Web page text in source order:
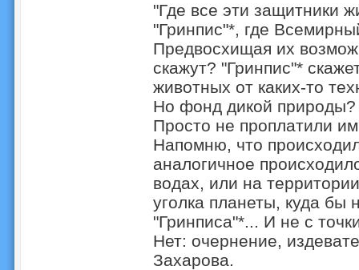
"Где все эти защитники
"Гринпис"*, где
Предвосхищая их
скажут? "Гринпис"*
животных от каких-то
Но фонд дикой природы?
Просто не проплатили
Напомню, что
аналогичное
водах, или на
уголка планеты, куда бы
"Гринписа"*... И не с
Нет: очернение,
Захарова.